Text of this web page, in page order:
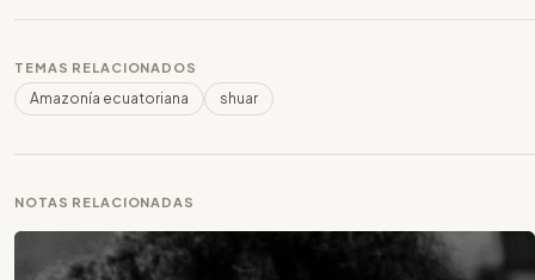
TEMAS RELACIONADOS
Amazonía ecuatoriana shuar
NOTAS RELACIONADAS